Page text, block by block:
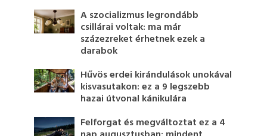
A szocializmus legrondább
csillárai voltak: ma már
százezreket érhetnek ezek a
darabok
Hűvös erdei kirándulások unokával
kisvasutakon: ez a 9 legszebb
hazai útvonal kánikulára
Felforgat és megváltoztat ez a 4